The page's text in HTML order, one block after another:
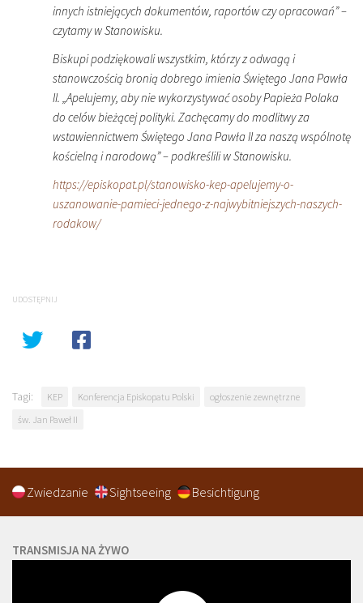
innych istniejących dokumentów, raportów czy opracowań” –
czytamy w Stanowisku.
Biskupi podziękowali wszystkim, którzy z odwagą i
stanowczością bronią dobrego imienia Świętego Jana Pawła
II. „Apelujemy, aby nie wykorzystywać osoby Papieża Polaka
do celów bieżącej polityki. Zachęcamy do modlitwy za
wstawiennictwem Świętego Jana Pawła II za naszą wspólnotę
kościelną i narodową” – podkreślili w Stanowisku.
https://episkopat.pl/stanowisko-kep-apelujemy-o-
uszanowanie-pamieci-jednego-z-najwybitniejszych-naszych-
rodakow/
UDOSTĘPNIJ
Tagi: KEP Konferencja Episkopatu Polski
ogłoszenie zewnętrzne
św. Jan Paweł II
Zwiedzanie Sightseeing Besichtigung
TRANSMISJA NA ŻYWO